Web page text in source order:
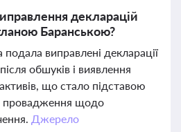
декларацій
Баранською?
подала виправлені декларації
обшуків і виявлення
що стало підставою
провадження щодо
Джерело